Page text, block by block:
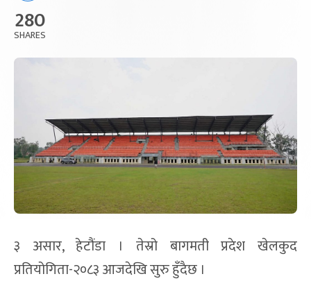
280
SHARES
३ असार, हेटौंडा । तेस्रो बागमती प्रदेश खेलकुद
प्रतियोगिता-२०८३ आजदेखि सुरु हुँदैछ ।